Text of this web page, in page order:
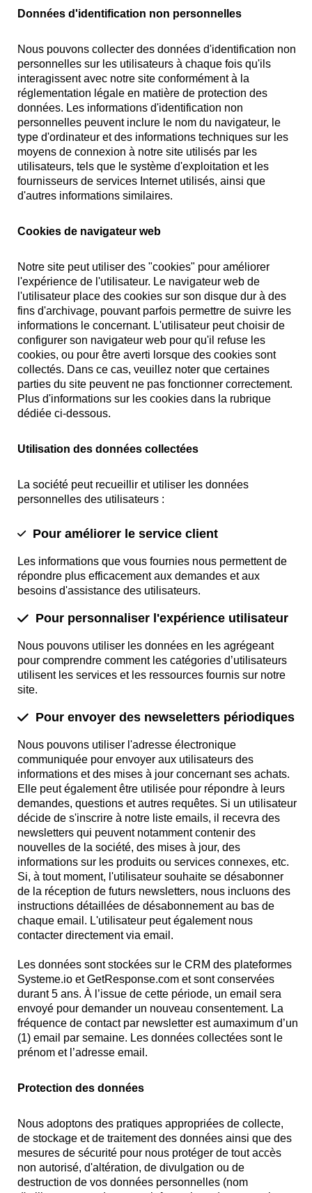
Données d'identification non personnelles
Nous pouvons collecter des données d'identification non
personnelles sur les utilisateurs à chaque fois qu'ils
interagissent avec notre site conformément à la
réglementation légale en matière de protection des
données. Les informations d'identification non
personnelles peuvent inclure le nom du navigateur, le
type d'ordinateur et des informations techniques sur les
moyens de connexion à notre site utilisés par les
utilisateurs, tels que le système d'exploitation et les
fournisseurs de services Internet utilisés, ainsi que
d'autres informations similaires.
Cookies de navigateur web
Notre site peut utiliser des "cookies" pour améliorer
l'expérience de l'utilisateur. Le navigateur web de
l'utilisateur place des cookies sur son disque dur à des
fins d'archivage, pouvant parfois permettre de suivre les
informations le concernant. L'utilisateur peut choisir de
configurer son navigateur web pour qu'il refuse les
cookies, ou pour être averti lorsque des cookies sont
collectés. Dans ce cas, veuillez noter que certaines
parties du site peuvent ne pas fonctionner correctement.
Plus d'informations sur les cookies dans la rubrique
dédiée ci-dessous.
Utilisation des données collectées
La société peut recueillir et utiliser les données
personnelles des utilisateurs :
Pour améliorer le service client
Les informations que vous fournies nous permettent de
répondre plus efficacement aux demandes et aux
besoins d'assistance des utilisateurs.
Pour personnaliser l'expérience utilisateur
Nous pouvons utiliser les données en les agrégeant
pour comprendre comment les catégories d’utilisateurs
utilisent les services et les ressources fournis sur notre
site.
Pour envoyer des newseletters périodiques
Nous pouvons utiliser l'adresse électronique
communiquée pour envoyer aux utilisateurs des
informations et des mises à jour concernant ses achats.
Elle peut également être utilisée pour répondre à leurs
demandes, questions et autres requêtes. Si un utilisateur
décide de s'inscrire à notre liste emails, il recevra des
newsletters qui peuvent notamment contenir des
nouvelles de la société, des mises à jour, des
informations sur les produits ou services connexes, etc.
Si, à tout moment, l'utilisateur souhaite se désabonner
de la réception de futurs newsletters, nous incluons des
instructions détaillées de désabonnement au bas de
chaque email. L'utilisateur peut également nous
contacter directement via email.
Les données sont stockées sur le CRM des plateformes
Systeme.io et GetResponse.com et sont conservées
durant 5 ans. À l’issue de cette période, un email sera
envoyé pour demander un nouveau consentement. La
fréquence de contact par newsletter est aumaximum d’un
(1) email par semaine. Les données collectées sont le
prénom et l’adresse email.
Protection des données
Nous adoptons des pratiques appropriées de collecte,
de stockage et de traitement des données ainsi que des
mesures de sécurité pour nous protéger de tout accès
non autorisé, d'altération, de divulgation ou de
destruction de vos données personnelles (nom